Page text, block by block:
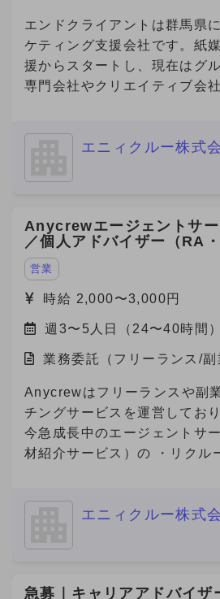
エンドクライアントは群馬県
ケティング支援会社です。紙
援からスタートし、現在はグ
専門会社やクリエイティブ会
ケティング領域の営業・提案
されるポジションで、案件提
ョンまで幅広く関与でき、事
を持つことができる案件です。
エニィクルー株式
Anycrewエージェントサ
／個人アドバイザー（RA・
営業
時給 2,000〜3,000円
週3〜5人日（24〜40時間）
業務委託（フリーランス/
Anycrewはフリーランスや副
チングサービスを運営してお
今急成長中のエージェントサ
材紹介サービス）の ・リクル
を募集しております。
エニィクルー株式
急募｜キャリアアドバイザ